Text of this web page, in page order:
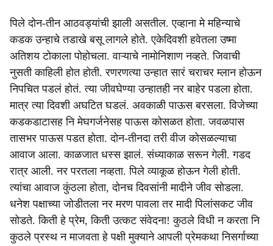
पिले दोन-तीन आठवड्यांची झाली असतील. एव्हाना मे महिन्याचे
कडक उन्हाचे तडाखे बसू लागले होते. एकेदिवशी हवेतला उष्मा
अतिशय टोकाला पोहोचला. वाऱ्याचे नामोनिशाण नव्हते. जिवाची
नुसती काहिली होत होती. रणरणत्या उन्हात सारं चराचर म्लान होऊन
निपचित पडलं होतं. त्या जीवघेण्या उन्हातही नर बाहेर पडला होता.
मात्र त्या दिवशी अघटित घडलं. अवकाळी पाऊस बरसला. विजेच्या
कडकडाटासह नि मेघगर्जनेसह पाऊस कोसळत होता. जवळपास
तासभर पाऊस पडत होता. दोन-तीनदा तरी वीज कोसळल्याचा
आवाज आला. काळजात धस्स झालं. संध्याकाळ सरून गेली. गडद
रात्र आली. नर परतला नव्हता. पिले व्याकूळ होऊन गेली होती.
त्यांचा आवाज कुंठला होता, दोनच दिवसांनी मादीने जीव सोडला.
धनेश पक्षाच्या जोडीतला नर मरण पावला तर मादी पिलांसकट जीव
सोडते. किती हे प्रेम, किती उत्कट संवेदना! कुठले विधी न करता नि
कुठले प्रस्थ न माजवता हे पक्षी मुक्याने आपली प्रेमकथा निसर्गाच्या